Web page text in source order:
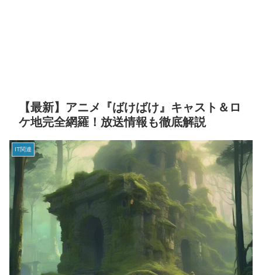
【最新】アニメ『ばけばけ』キャスト＆ロ
ケ地完全網羅！放送情報も徹底解説
IT関連